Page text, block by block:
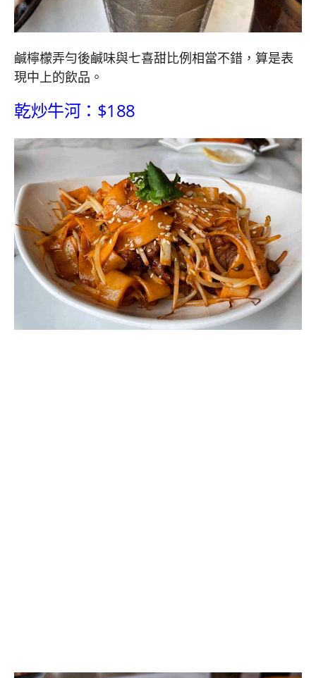
鹹檸檬弄勻後鹹味與七喜甜比例相當不錯，算是表
現中上的飲品。
乾炒牛河：$188